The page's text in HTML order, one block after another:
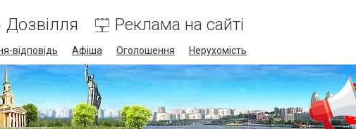
Дозвілля Реклама на сайті
відповідь Афіша Оголошення Нерухомість